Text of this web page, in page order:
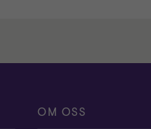
OM OSS